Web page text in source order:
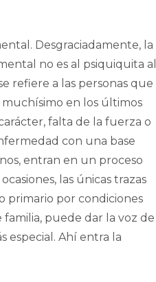
Desgraciadamente, la
no es al psiquiquita al
refiere a las personas que
en los últimos
falta de la fuerza o
con una base
entran en un proceso
las únicas trazas
primario por condiciones
familia, puede dar la voz de
especial. Ahí entra la